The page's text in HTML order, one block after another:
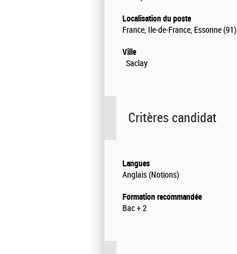
Localisation du poste
France, Ile-de-France, Essonne (91)
Ville
Saclay
Critères candidat
Langues
Anglais (Notions)
Formation recommandée
Bac + 2